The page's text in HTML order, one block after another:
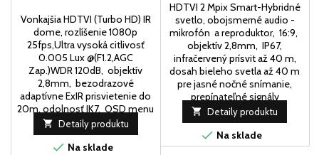
Vonkajšia HDTVI (Turbo HD) IR
dome, rozlíšenie 1080p
25fps,Ultra vysoká citlivosť
0.005 Lux @(F1.2,AGC
Zap.)WDR 120dB, objektív
2,8mm, bezodrazové
adaptívne ExIR prisvietenie do
20m, odolnosť IK7, OSD menu
po koaxiálnom kábli, digitálne
funkcie, krytie IP67, napájanie 12
VDC±25%
 Detaily produktu
 Na sklade
HDTVI 2 Mpix Smart-Hybridné
svetlo, obojsmerné audio -
mikrofón a reproduktor, 16:9,
objektív 2,8mm, IP67,
infračervený prísvit až 40 m,
dosah bieleho svetla až 40 m
pre jasné nočné snímanie,
prepínateľné signály
(TVI/AHD/CVI/CVBS).
 Detaily produktu
 Na sklade